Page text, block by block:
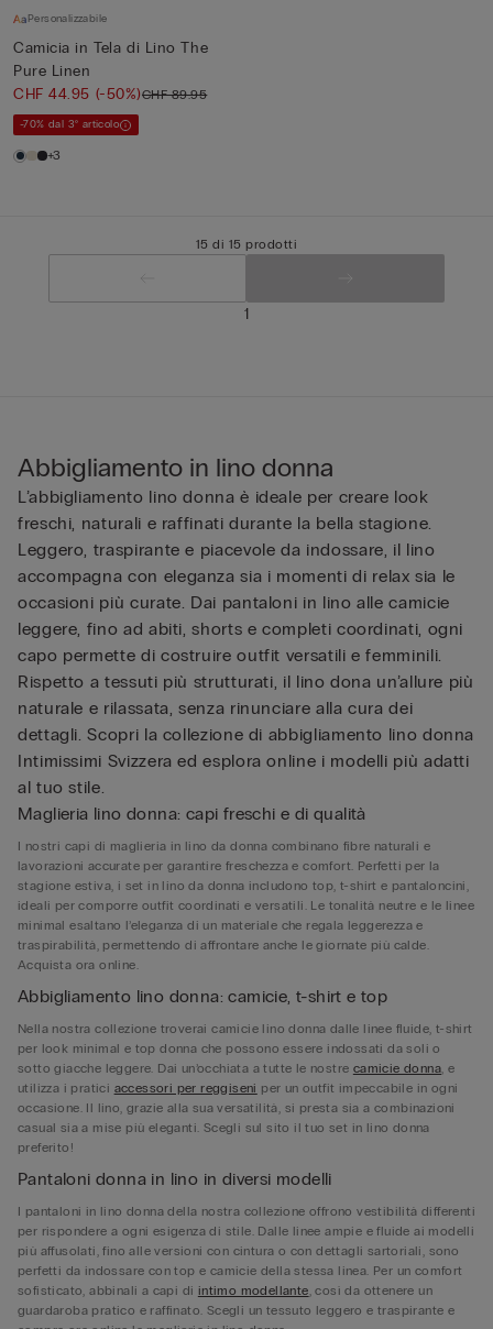
Personalizzabile
Camicia in Tela di Lino The
Pure Linen
CHF 44.95 (-50%)CHF 89.95
-70% dal 3° articolo
+3
15 di 15 prodotti
1
Abbigliamento in lino donna
L’abbigliamento lino donna è ideale per creare look
freschi, naturali e raffinati durante la bella stagione.
Leggero, traspirante e piacevole da indossare, il lino
accompagna con eleganza sia i momenti di relax sia le
occasioni più curate. Dai pantaloni in lino alle camicie
leggere, fino ad abiti, shorts e completi coordinati, ogni
capo permette di costruire outfit versatili e femminili.
Rispetto a tessuti più strutturati, il lino dona un’allure più
naturale e rilassata, senza rinunciare alla cura dei
dettagli. Scopri la collezione di abbigliamento lino donna
Intimissimi Svizzera ed esplora online i modelli più adatti
al tuo stile.
Maglieria lino donna: capi freschi e di qualità
I nostri capi di maglieria in lino da donna combinano fibre naturali e
lavorazioni accurate per garantire freschezza e comfort. Perfetti per la
stagione estiva, i set in lino da donna includono top, t-shirt e pantaloncini,
ideali per comporre outfit coordinati e versatili. Le tonalità neutre e le linee
minimal esaltano l’eleganza di un materiale che regala leggerezza e
traspirabilità, permettendo di affrontare anche le giornate più calde.
Acquista ora online.
Abbigliamento lino donna: camicie, t-shirt e top
Nella nostra collezione troverai camicie lino donna dalle linee fluide, t-shirt
per look minimal e top donna che possono essere indossati da soli o
sotto giacche leggere. Dai un’occhiata a tutte le nostre camicie donna, e
utilizza i pratici accessori per reggiseni per un outfit impeccabile in ogni
occasione. Il lino, grazie alla sua versatilità, si presta sia a combinazioni
casual sia a mise più eleganti. Scegli sul sito il tuo set in lino donna
preferito!
Pantaloni donna in lino in diversi modelli
I pantaloni in lino donna della nostra collezione offrono vestibilità differenti
per rispondere a ogni esigenza di stile. Dalle linee ampie e fluide ai modelli
più affusolati, fino alle versioni con cintura o con dettagli sartoriali, sono
perfetti da indossare con top e camicie della stessa linea. Per un comfort
sofisticato, abbinali a capi di intimo modellante, così da ottenere un
guardaroba pratico e raffinato. Scegli un tessuto leggero e traspirante e